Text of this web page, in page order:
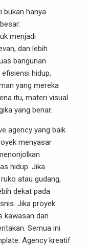
bukan hanya
menjadi
dan lebih
bangunan
hidup,
yang mereka
itu, materi visual
yang benar.
agency yang baik
menyasar
hidup. Jika
atau gudang,
dekat pada
Jika proyek
kawasan dan
Semua ini
Agency kreatif